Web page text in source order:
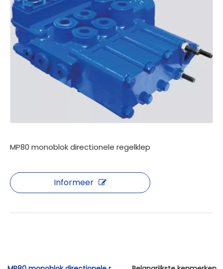
MP80 monoblok directionele regelklep
Informeer